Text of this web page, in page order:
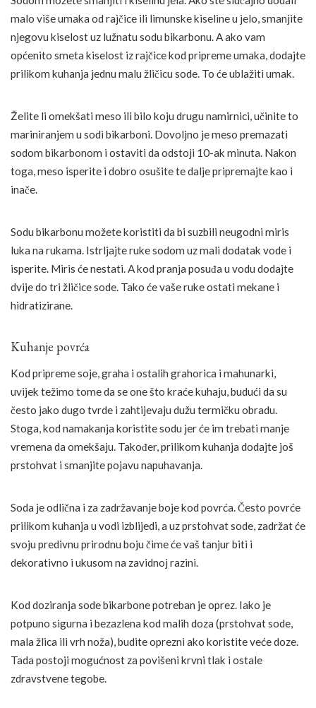
malo više umaka od rajčice ili limunske kiseline u jelo, smanjite
njegovu kiselost uz lužnatu sodu bikarbonu. A ako vam
općenito smeta kiselost iz rajčice kod pripreme umaka, dodajte
prilikom kuhanja jednu malu žličicu sode. To će ublažiti umak.
Želite li omekšati meso ili bilo koju drugu namirnici, učinite to
mariniranjem u sodi bikarboni. Dovoljno je meso premazati
sodom bikarbonom i ostaviti da odstoji 10-ak minuta. Nakon
toga, meso isperite i dobro osušite te dalje pripremajte kao i
inače.
Sodu bikarbonu možete koristiti da bi suzbili neugodni miris
luka na rukama. Istrljajte ruke sodom uz mali dodatak vode i
isperite. Miris će nestati. A kod pranja posuđa u vodu dodajte
dvije do tri žličice sode. Tako će vaše ruke ostati mekane i
hidratizirane.
Kuhanje povrća
Kod pripreme soje, graha i ostalih grahorica i mahunarki,
uvijek težimo tome da se one što kraće kuhaju, budući da su
često jako dugo tvrde i zahtijevaju dužu termičku obradu.
Stoga, kod namakanja koristite sodu jer će im trebati manje
vremena da omekšaju. Također, prilikom kuhanja dodajte još
prstohvat i smanjite pojavu napuhavanja.
Soda je odlična i za zadržavanje boje kod povrća. Često povrće
prilikom kuhanja u vodi izblijedi, a uz prstohvat sode, zadržat će
svoju predivnu prirodnu boju čime će vaš tanjur biti i
dekorativno i ukusom na zavidnoj razini.
Kod doziranja sode bikarbone potreban je oprez. Iako je
potpuno sigurna i bezazlena kod malih doza (prstohvat sode,
mala žlica ili vrh noža), budite oprezni ako koristite veće doze.
Tada postoji mogućnost za povišeni krvni tlak i ostale
zdravstvene tegobe.